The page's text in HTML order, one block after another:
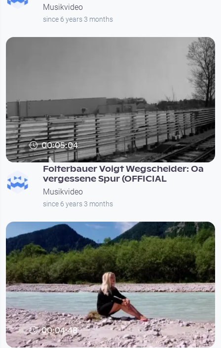
Musikvideo
since 6 years 3 months
00:05:04
Folterbauer Voigt Wegscheider: Oa
vergessene Spur (OFFICIAL
Musikvideo
since 6 years 3 months
00:04:48